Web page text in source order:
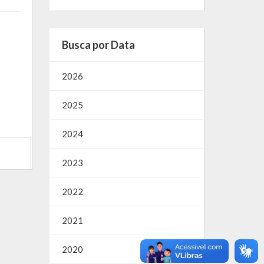
Busca por Data
2026
2025
2024
2023
2022
2021
2020